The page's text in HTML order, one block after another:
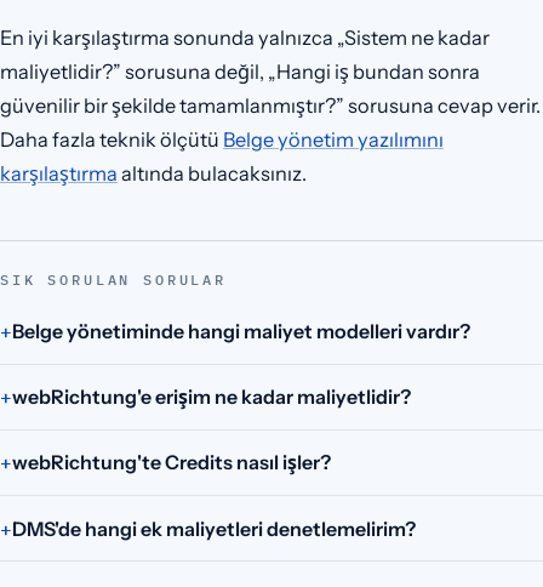
En iyi karşılaştırma sonunda yalnızca „Sistem ne kadar
maliyetlidir?” sorusuna değil, „Hangi iş bundan sonra
güvenilir bir şekilde tamamlanmıştır?” sorusuna cevap verir.
Daha fazla teknik ölçütü Belge yönetim yazılımını
karşılaştırma altında bulacaksınız.
SIK SORULAN SORULAR
Belge yönetiminde hangi maliyet modelleri vardır?
webRichtung'e erişim ne kadar maliyetlidir?
webRichtung'te Credits nasıl işler?
DMS'de hangi ek maliyetleri denetlemelirim?